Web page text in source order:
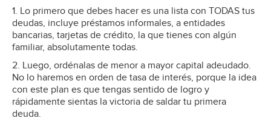
1. Lo primero que debes hacer es una lista con TODAS tus
deudas, incluye préstamos informales, a entidades
bancarias, tarjetas de crédito, la que tienes con algún
familiar, absolutamente todas.
2. Luego, ordénalas de menor a mayor capital adeudado.
No lo haremos en orden de tasa de interés, porque la idea
con este plan es que tengas sentido de logro y
rápidamente sientas la victoria de saldar tu primera
deuda.